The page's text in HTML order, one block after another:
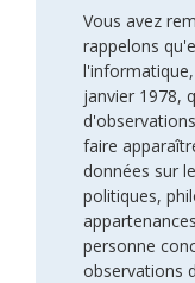
Vous avez
rappelons
janvier 1978,
faire
données sur
politiques,
personne
observations